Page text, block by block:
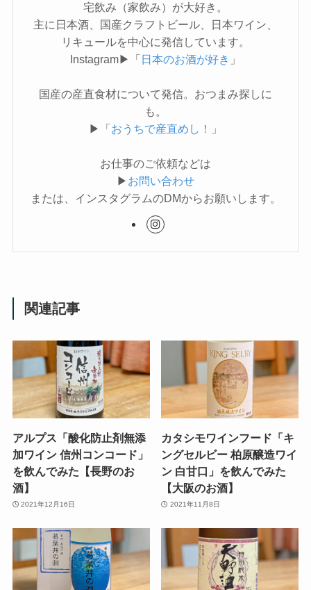
宅飲み（家飲み）が大好き。
主に日本酒、国産クラフトビール、日本ワイン、
リキュールを中心に発信しています。
Instagram▶「日本のお酒が好き 」
国産の産直食材について発信。おつまみ探しに
も。
▶「おうちで産直めし！ 」
お仕事のご依頼などは
▶ お問い合わせ
または、インスタグラムのDMからお願いします。
関連記事
アルプス「酸化防止剤無添
加ワイン 信州コンコード」
を飲んでみた【長野のお
酒】
2021年12月16日
カタシモワインフード「キ
ングセルビー 柏原醸造ワイ
ン 白甘口」を飲んでみた
【大阪のお酒】
2021年11月8日